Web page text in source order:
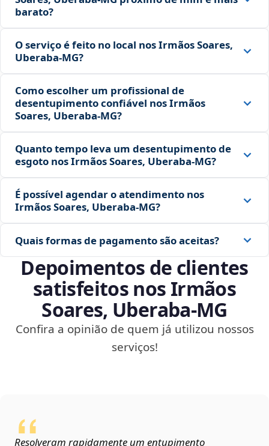
barato?
O serviço é feito no local nos Irmãos Soares,
Uberaba‑MG?
Como escolher um profissional de
desentupimento confiável nos Irmãos
Soares, Uberaba‑MG?
Quanto tempo leva um desentupimento de
esgoto nos Irmãos Soares, Uberaba‑MG?
É possível agendar o atendimento nos
Irmãos Soares, Uberaba‑MG?
Quais formas de pagamento são aceitas?
Depoimentos de clientes
satisfeitos nos Irmãos
Soares, Uberaba‑MG
Confira a opinião de quem já utilizou nossos
serviços!
Resolveram rapidamente um entupimento